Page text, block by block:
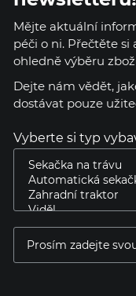
Mějte aktuální
péči o ni. Přečtěte
ohledně výběru
Dejte nám vědět,
dostávat pouze
Vyberte si typ